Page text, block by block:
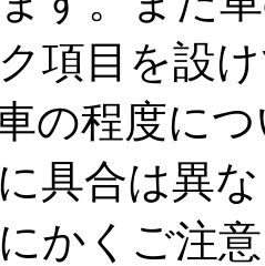
項目を設
の程度に
具合は異
かくご注